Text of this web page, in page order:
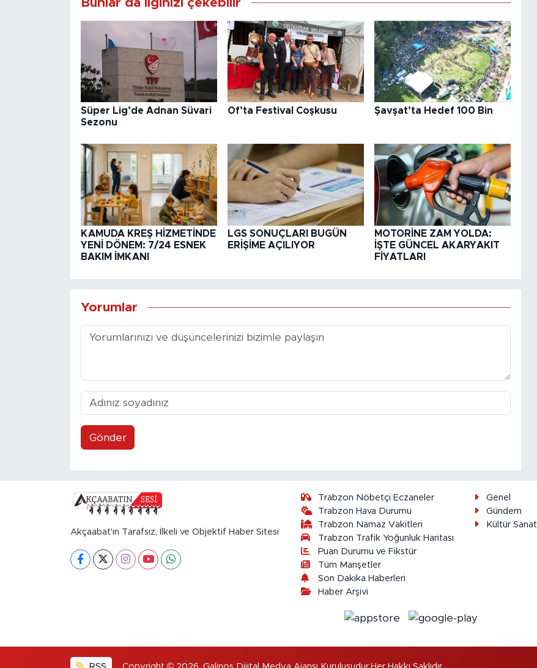
Süper Lig’de Adnan Süvari
Sezonu
Of’ta Festival Coşkusu Şavşat’ta Hedef 100 Bin
KAMUDA KREŞ HİZMETİNDE
YENİ DÖNEM: 7/24 ESNEK
BAKIM İMKANI
LGS SONUÇLARI BUGÜN
ERİŞİME AÇILIYOR
MOTORİNE ZAM YOLDA:
İŞTE GÜNCEL AKARYAKIT
FİYATLARI
Yorumlar
Gönder
Akçaabat'ın Tarafsız, İlkeli ve Objektif Haber Sitesi
Trabzon Nöbetçi Eczaneler
Trabzon Hava Durumu
Trabzon Namaz Vakitleri
Trabzon Trafik Yoğunluk Haritası
Puan Durumu ve Fikstür
Tüm Manşetler
Son Dakika Haberleri
Haber Arşivi
Genel
Gündem
Kültür Sanat